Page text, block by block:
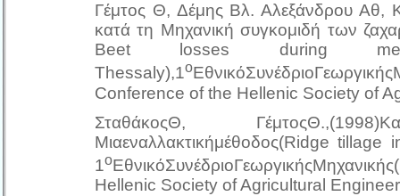
Γέμτος Θ, Δέμης Βλ. Αλεξάνδρου Αθ,
κατά τη Μηχανική συγκομιδή των
Beet losses during
Thessaly),1ο
Conference of the Hellenic Society of
ΣταθάκοςΘ,
Μιαεναλλακτικήμέθοδος(Ridge
1ο
Hellenic Society of Agricultural